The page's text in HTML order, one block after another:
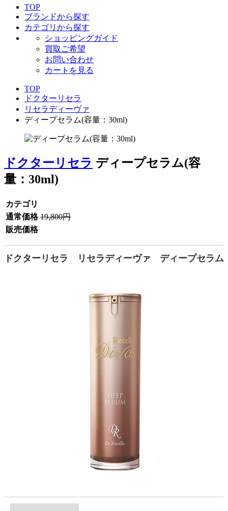
TOP
ブランドから探す
カテゴリから探す
ショッピングガイド
買取ご希望
お問い合わせ
カートを見る
TOP
ドクターリセラ
リセラディーヴァ
ディープセラム(容量：30ml)
ドクターリセラ ディープセラム(容
量：30ml)
カテゴリ
通常価格 19,800円
販売価格
ドクターリセラ リセラディーヴァ ディープセラム